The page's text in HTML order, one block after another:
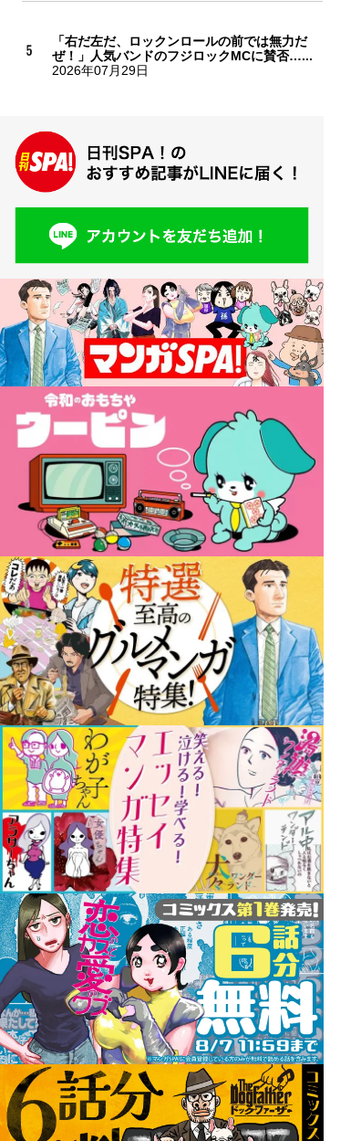
「右だ左だ、ロックンロールの前では無力だ
ぜ！」人気バンドのフジロックMCに賛否…...
2026年07月29日